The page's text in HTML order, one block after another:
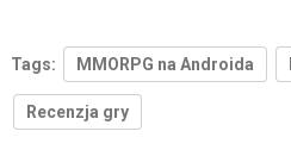
Tags: MMORPG na Androida
Recenzja gry